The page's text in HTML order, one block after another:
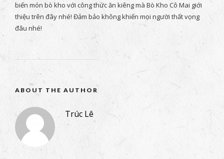
biến món bò kho với công thức ăn kiêng mà Bò Kho Cô Mai giới
thiệu trên đây nhé! Đảm bảo không khiến mọi người thất vọng
đâu nhé!
ABOUT THE AUTHOR
Trúc Lê